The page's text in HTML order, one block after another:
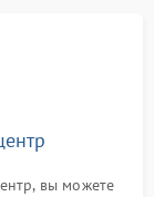
вы можете